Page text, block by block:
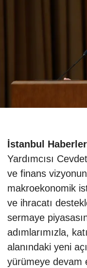
İstanbul
Yardımcısı
ve finans
makroekonomik
ve ihracatı
sermaye
adımlarımızla,
alanındaki yeni
yürümeye devam